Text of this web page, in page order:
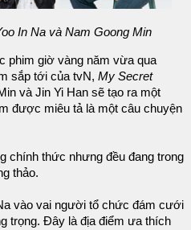
In Na và Nam Goong Min
phim giờ vàng năm vừa qua
sắp tới của tvN, My Secret
và Jin Yi Han sẽ tạo ra một
được miêu tả là một câu chuyện
chính thức nhưng đều đang trong
thảo.
vào vai người tổ chức đám cưới
trọng. Đây là địa điểm ưa thích